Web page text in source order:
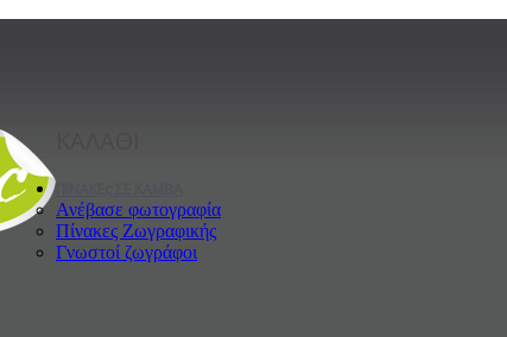
Ανέβασε φωτογραφία
Πίνακες Ζωγραφικής
Γνωστοί ζωγράφοι